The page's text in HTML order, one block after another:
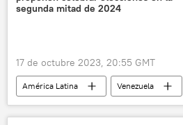
relaciones comerciales
💬
segunda mitad de 2024
17 de octubre 2023, 20:55 GMT
América Latina Venezuela
política
elecciones